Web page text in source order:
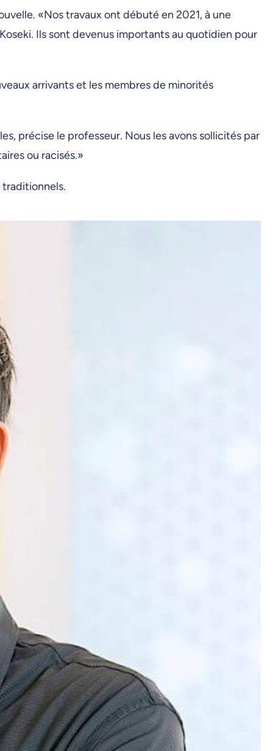
«Nos travaux ont débuté en 2021, à une
Ils sont devenus importants au quotidien pour
arrivants et les membres de minorités
précise le professeur. Nous les avons sollicités par
ou racisés.»